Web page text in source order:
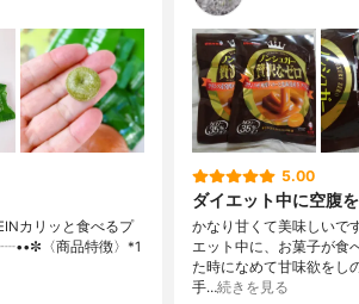
カリッと食べるプ
〈商品特徴〉*1
5.00
ダイエット中に空腹を
かなり甘くて美味しいで
エット中に、お菓子が食
た時になめて甘味欲をし
手…続きを見る